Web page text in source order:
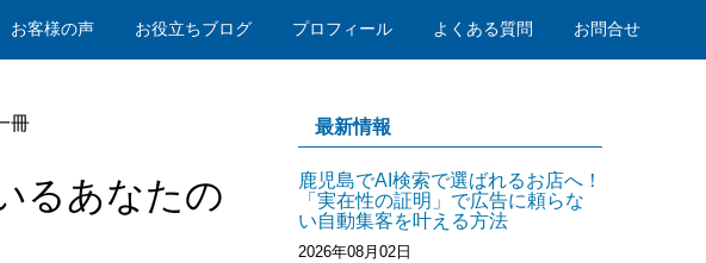
お客様の声 お役立ちブログ プロフィール よくある質問 お問合せ
冊
るあなたの
最新情報
鹿児島でAI検索で選ばれるお店へ！
「実在性の証明」で広告に頼らな
い自動集客を叶える方法
2026年08月02日